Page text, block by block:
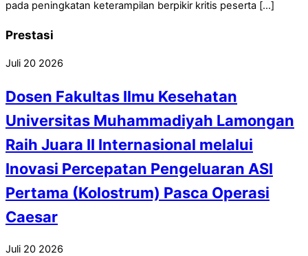
pada peningkatan keterampilan berpikir kritis peserta […]
Prestasi
Juli 20 2026
Dosen Fakultas Ilmu Kesehatan
Universitas Muhammadiyah Lamongan
Raih Juara II Internasional melalui
Inovasi Percepatan Pengeluaran ASI
Pertama (Kolostrum) Pasca Operasi
Caesar
Juli 20 2026